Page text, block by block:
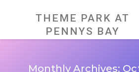
THEME PARK AT
PENNYS BAY
Monthly Archives: